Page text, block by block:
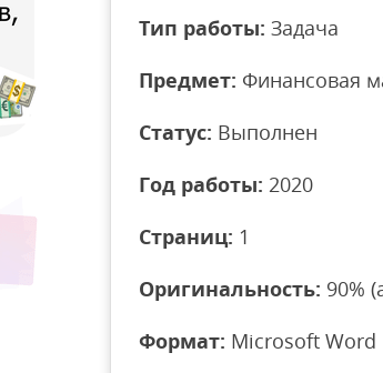
Тип работы: Задача
Предмет: Финансовая
Статус: Выполнен
Год работы: 2020
Страниц: 1
Оригинальность: 90%
Формат: Microsoft Word